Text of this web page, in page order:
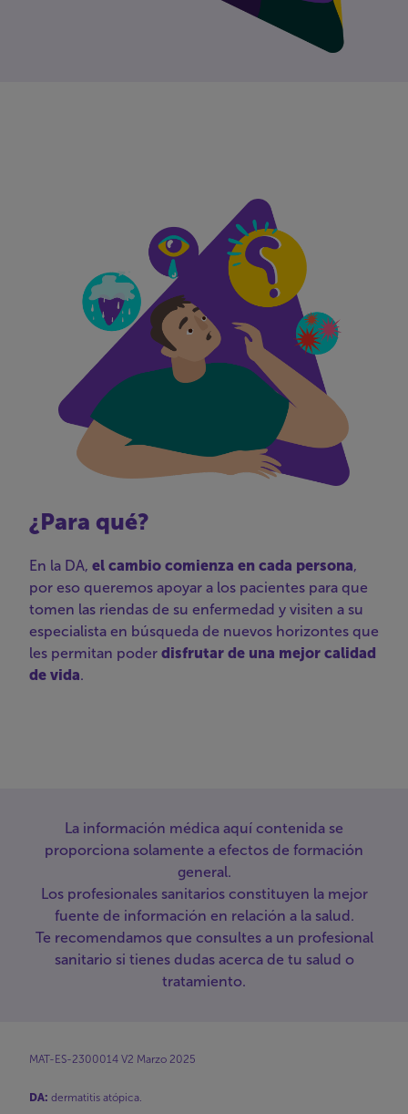
¿Para qué?
En la DA, el cambio comienza en cada persona,
por eso queremos apoyar a los pacientes para que
tomen las riendas de su enfermedad y visiten a su
especialista en búsqueda de nuevos horizontes que
les permitan poder disfrutar de una mejor calidad
de vida.
La información médica aquí contenida se
proporciona solamente a efectos de formación
general.
Los profesionales sanitarios constituyen la mejor
fuente de información en relación a la salud.
Te recomendamos que consultes a un profesional
sanitario si tienes dudas acerca de tu salud o
tratamiento.
MAT-ES-2300014 V2 Marzo 2025
DA: dermatitis atópica.